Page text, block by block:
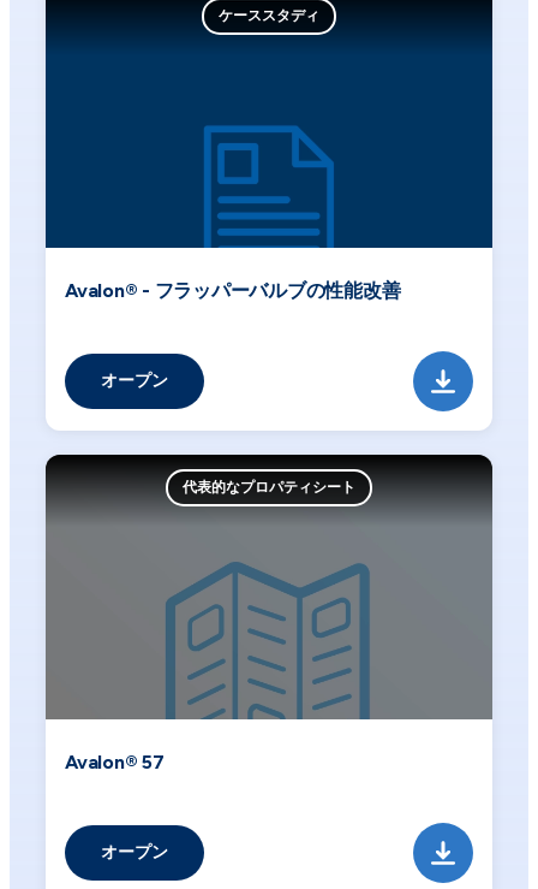
ケーススタディ
Avalon® - フラッパーバルブの性能改善
オープン
代表的なプロパティシート
Avalon® 57
オープン